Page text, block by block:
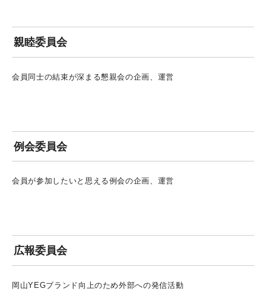
親睦委員会
会員同士の結束が深まる懇親会の企画、運営
例会委員会
会員が参加したいと思える例会の企画、運営
広報委員会
岡山YEGブランド向上のため外部への発信活動